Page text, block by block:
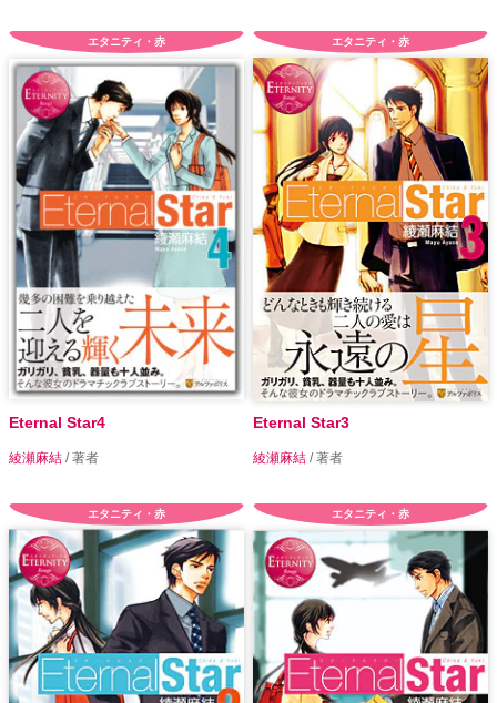
エタニティ・赤
Eternal Star4
綾瀬麻結 / 著者
エタニティ・赤
Eternal Star3
綾瀬麻結 / 著者
エタニティ・赤 エタニティ・赤